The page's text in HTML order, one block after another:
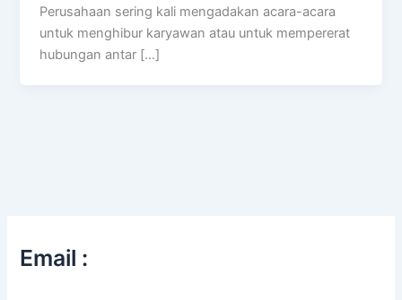
Perusahaan sering kali mengadakan acara-acara
untuk menghibur karyawan atau untuk mempererat
hubungan antar […]
Email :